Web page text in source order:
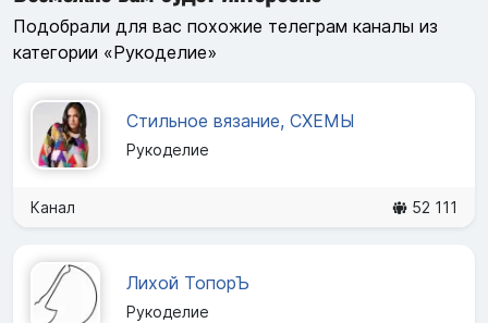
Подобрали для вас похожие телеграм каналы из
категории «Рукоделие»
Стильное вязание, СХЕМЫ
Рукоделие
Канал 52 111
Лихой ТопорЪ
Рукоделие